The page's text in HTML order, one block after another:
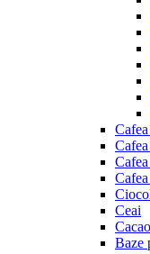
Ceai
Cacao
Baze